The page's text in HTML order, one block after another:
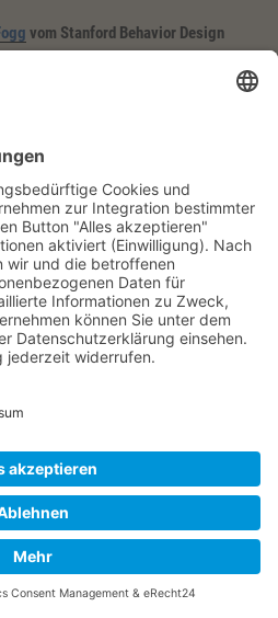
vom Stanford Behavior Design
teil – empfiehlt, die Messlatte sehr
mit Zahnseide zu, zunächst
Doch wenn er schon dabei
Das Entscheidende daran: Er
sondern erlaubte sich bewusst ein
Erkenntnis – auch beim
doch schohn nach kurzer Zeit
zu weit. Das Ergebnis: Wir brechen
wir uns mit Schokolade – sind
Grund mehr, ein schlechtes
Englischtraining mit zu hohen